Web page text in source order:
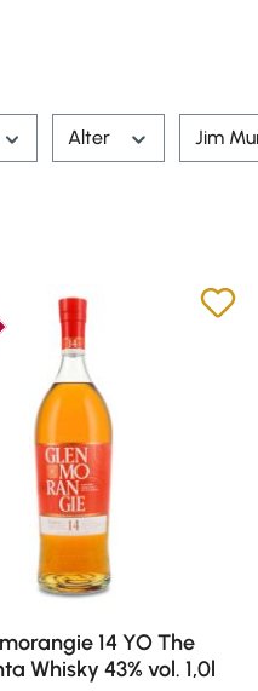
Alter Jim
14 YO The
Whisky 43% vol. 1,0l